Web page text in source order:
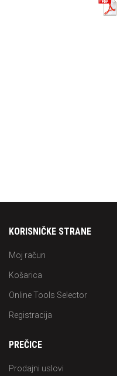
KORISNIČKE STRANE
Moj račun
Košarica
Online Tools Selector
Registracija
PREČICE
Prodajni uslovi